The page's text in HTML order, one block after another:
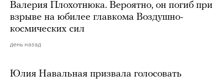
Валерия Плохотнюка. Вероятно, он погиб при
взрыве на юбилее главкома Воздушно-
космических сил
день назад
Юлия Навальная призвала голосовать